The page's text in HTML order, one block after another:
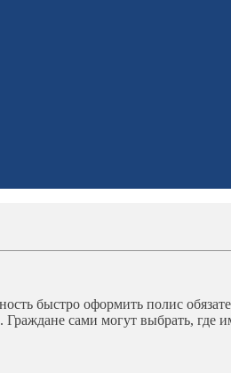
быстро оформить полис
сами могут выбрать, где